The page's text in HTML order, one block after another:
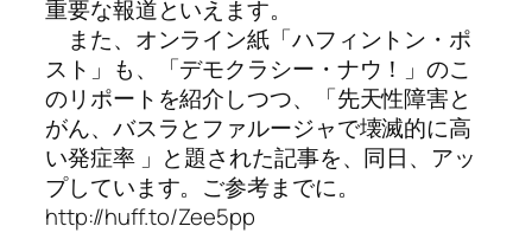
重要な報道といえます。
また、オンライン紙「ハフィントン・ポ
スト」も、「デモクラシー・ナウ！」のこ
のリポートを紹介しつつ、「先天性障害と
がん、バスラとファルージャで壊滅的に高
い発症率 」と題された記事を、同日、アッ
プしています。ご参考までに。
http://huff.to/Zee5pp